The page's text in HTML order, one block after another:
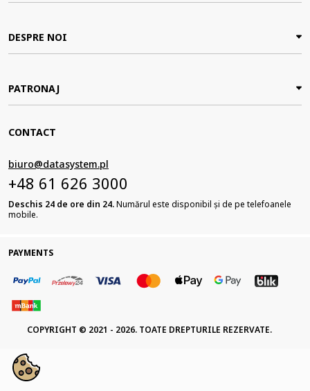
DESPRE NOI
PATRONAJ
CONTACT
biuro@datasystem.pl
+48 61 626 3000
Deschis 24 de ore din 24.Numărul este disponibil și de pe telefoanele
mobile.
PAYMENTS
COPYRIGHT © 2021 - 2026. TOATE DREPTURILE REZERVATE.